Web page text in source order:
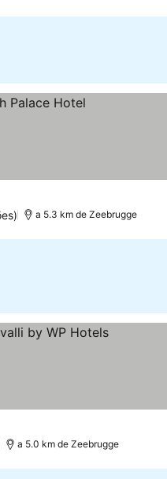
a 5.3 km de Zeebrugge
a 5.0 km de Zeebrugge